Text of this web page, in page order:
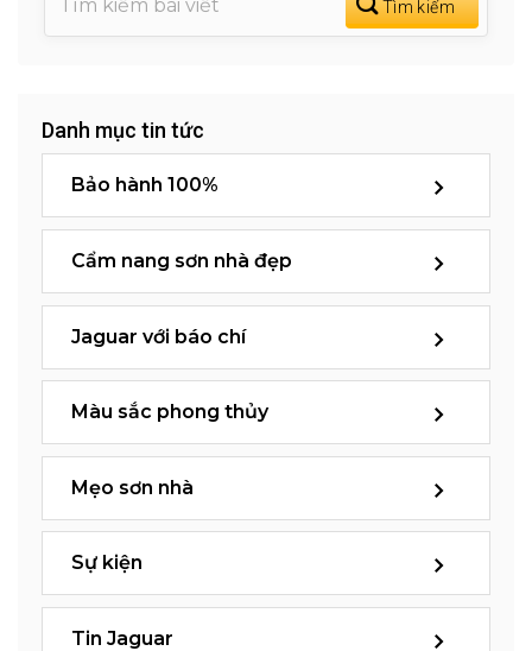
Danh mục tin tức
Bảo hành 100%
Cẩm nang sơn nhà đẹp
Jaguar với báo chí
Màu sắc phong thủy
Mẹo sơn nhà
Sự kiện
Tin Jaguar